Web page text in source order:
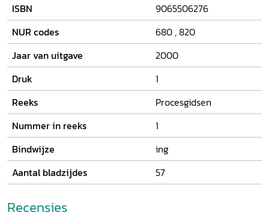
ingegaan op de samenstelling en organisatie van de Raad
en op zijn rechtsprekende bevoegdheden. Vervolgens
worden de verschillende soorten procedures die in civiele
zaken voorkwamen, uitgelegd en met schema's toegelicht.
ISBN
9065506276
NUR codes
680 ,820
Jaar van uitgave
2000
Druk
1
Reeks
Procesgidsen
Nummer in reeks
1
Bindwijze
ing
Aantal bladzijdes
57
Recensies